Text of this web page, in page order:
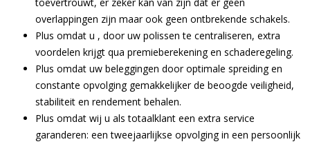
overlappingen zijn maar ook geen ontbrekende schakels.
Plus omdat u , door uw polissen te centraliseren, extra
voordelen krijgt qua premieberekening en schaderegeling.
Plus omdat uw beleggingen door optimale spreiding en
constante opvolging gemakkelijker de beoogde veiligheid,
stabiliteit en rendement behalen.
Plus omdat wij u als totaalklant een extra service
garanderen: een tweejaarlijkse opvolging in een persoonlijk